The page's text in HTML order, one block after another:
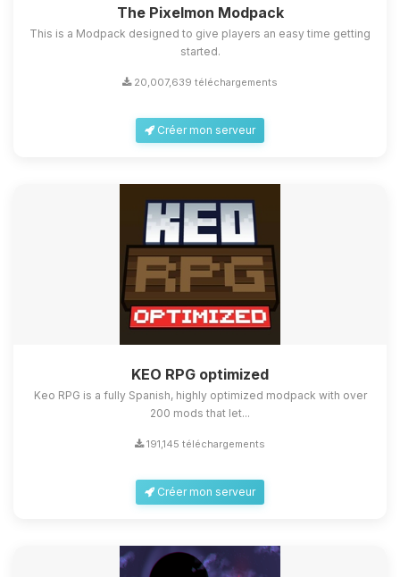
The Pixelmon Modpack
This is a Modpack designed to give players an easy time getting
started.
20,007,639 téléchargements
Créer mon serveur
KEO RPG optimized
Keo RPG is a fully Spanish, highly optimized modpack with over
200 mods that let...
191,145 téléchargements
Créer mon serveur